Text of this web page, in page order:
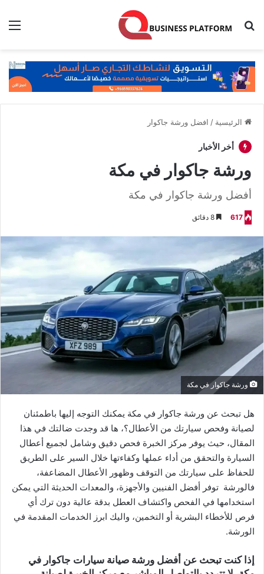
بحث عن
الرئيسية / افضل ورشة جاكوار
أخر الأخبار
ورشة جاكوار في مكة
أفضل ورشة جاكوار في مكة
617
ورشة جاكوار في مكة
هل تبحث عن ورشة جاكوار في مكة يمكنك التوجه إليها باطمئنان
لصيانة وفحص سيارتك من الأعطال؟، ها قد وجدت ضالتك في هذا
المقال، حيث يوفر مركز الخبرة فحص دقيق وشامل لجميع أعطال
السيارة والتحقق من أداء عملها وكفاءتها خلال السير على الطريق
للحفاظ على سيارتك من التوقف وظهور الأعطال المضاعفة،
فالورشة توفر أفضل الفنيين والأجهزة، والمعدات الحديثة التي يمكن
استخدامها في الفحص واكتشاف العطل بدقة عالية دون ترك أي
فرص للأخطاء البشرية أو التخمين، واليك ابرز الخدمات المقدمة في
الورشة.
​إذا كنت تبحث عن أفضل ورشة صيانة سيارات جاكوار في